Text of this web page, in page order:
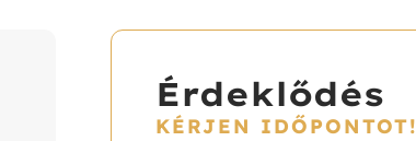
Érdeklődés
KÉRJEN IDŐPONTOT!